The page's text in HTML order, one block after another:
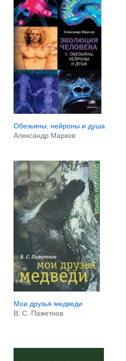
Обезьяны, нейроны и душа
Александр Марков
Мои друзья медведи
В. С. Пажетнов